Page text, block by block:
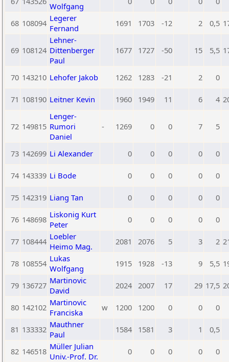
Wolfgang
68 108094 Legerer
Fernand
1691 1703 -12 2 0,5
69 108124
Lehner-
Dittenberger
Paul
1677 1727 -50 15 5,5
70 143210 Lehofer Jakob 1262 1283 -21 2 0
71 108190 Leitner Kevin 1960 1949 11 6 4
72 149815
Lenger-
Rumori
Daniel
- 1269 0 0 7 5
73 142699 Li Alexander 0 0 0 0 0
74 143339 Li Bode 0 0 0 0 0
75 142319 Liang Tan 0 0 0 0 0
76 148698 Liskonig Kurt
Peter
0 0 0 0 0
77 108444 Loebler
Heimo Mag.
2081 2076 5 3 2
78 108554 Lukas
Wolfgang
1915 1928 -13 9 5,5
79 136727 Martinovic
David
2024 2007 17 29 17,5
80 142102 Martinovic
Franciska
w 1200 1200 0 0 0
81 133332 Mauthner
Paul
1584 1581 3 1 0,5
82 146518 Müller Julian
Univ.-Prof. Dr.
0 0 0 0 0